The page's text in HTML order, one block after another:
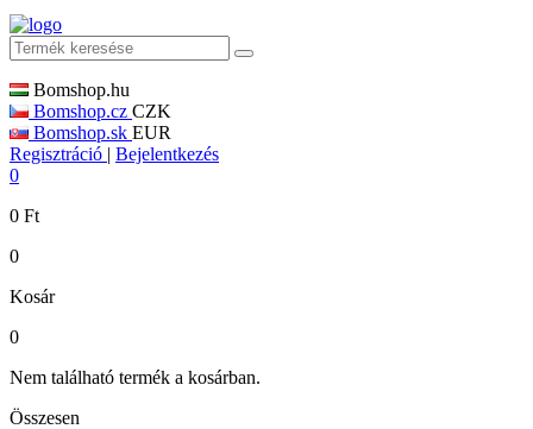
Bomshop.hu
Bomshop.cz CZK
Bomshop.sk EUR
Regisztráció | Bejelentkezés
0
0 Ft
0
Kosár
0
Nem található termék a kosárban.
Összesen